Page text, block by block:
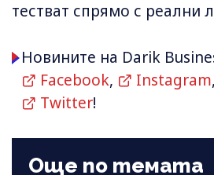
тестват спрямо с реални
Новините на Darik
Facebook, Instagram,
Twitter!
Още по темата